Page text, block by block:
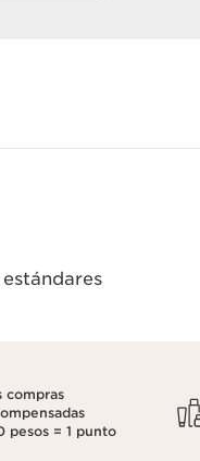
compras
pesos = 1 punto